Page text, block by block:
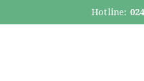
Hotline: